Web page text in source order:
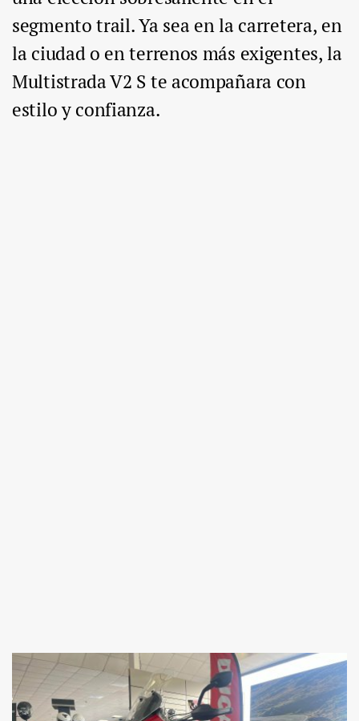
segmento trail. Ya sea en la carretera, en
la ciudad o en terrenos más exigentes, la
Multistrada V2 S te acompañara con
estilo y confianza.